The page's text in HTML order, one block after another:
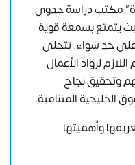
مكتب دراسة جدوى
يتمتع بسمعة قوية
حد سواء. تتجلى
لرواد الأعمال
وتحقيق نجاح
المتنامية.
وأهميتها